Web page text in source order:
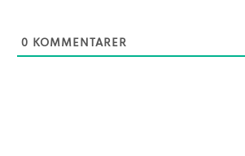
0 KOMMENTARER